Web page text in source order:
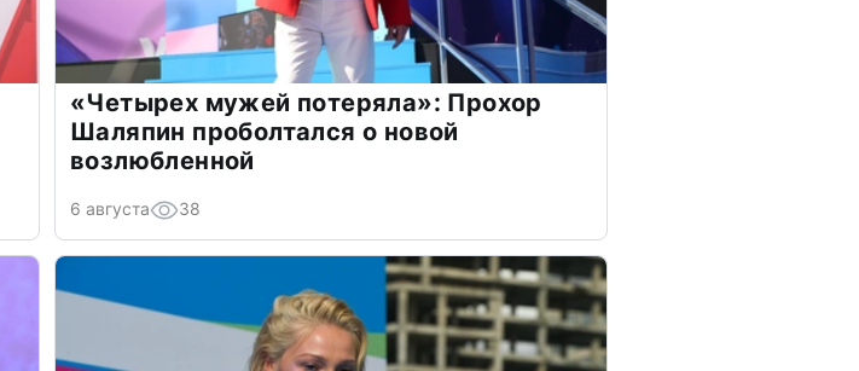
«Четырех мужей потеряла»: Прохор
Шаляпин проболтался о новой
возлюбленной
6 августа 38